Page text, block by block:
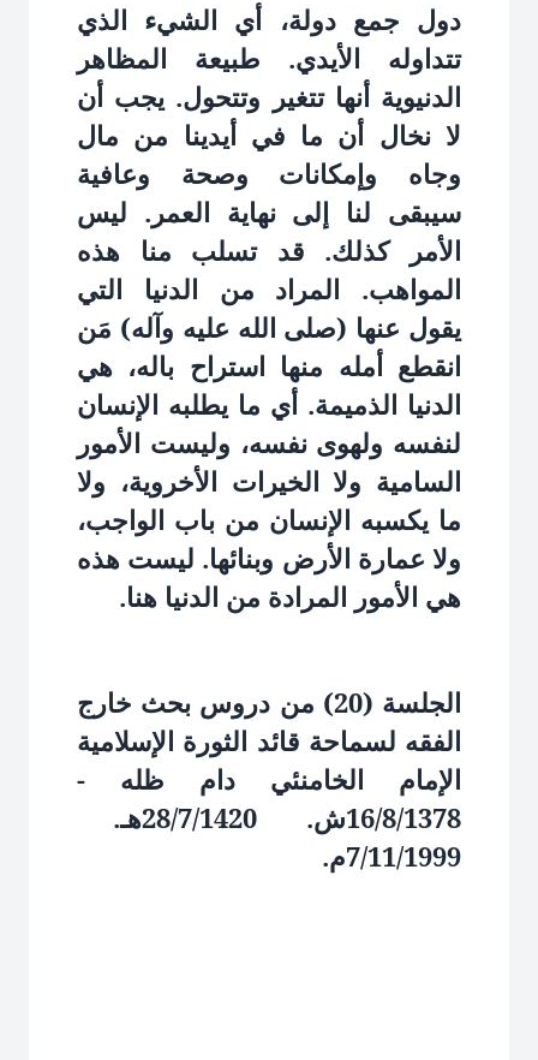
دول جمع دولة، أي الشيء الذي
تتداوله الأيدي. طبيعة المظاهر
الدنيوية أنها تتغير وتتحول. يجب أن
لا نخال أن ما في أيدينا من مال
وجاه وإمكانات وصحة وعافية
سيبقى لنا إلى نهاية العمر. ليس
الأمر كذلك. قد تسلب منا هذه
المواهب. المراد من الدنيا التي
يقول عنها (صلى الله عليه وآله) مَن
انقطع أمله منها استراح باله، هي
الدنيا الذميمة. أي ما يطلبه الإنسان
لنفسه ولهوى نفسه، وليست الأمور
السامية ولا الخيرات الأخروية، ولا
ما يكسبه الإنسان من باب الواجب،
ولا عمارة الأرض وبنائها. ليست هذه
هي الأمور المرادة من الدنيا هنا.
الجلسة (20) من دروس بحث خارج
الفقه لسماحة قائد الثورة الإسلامية
الإمام الخامنئي دام ظله -
16/8/1378ش. 28/7/1420هـ.
7/11/1999م.